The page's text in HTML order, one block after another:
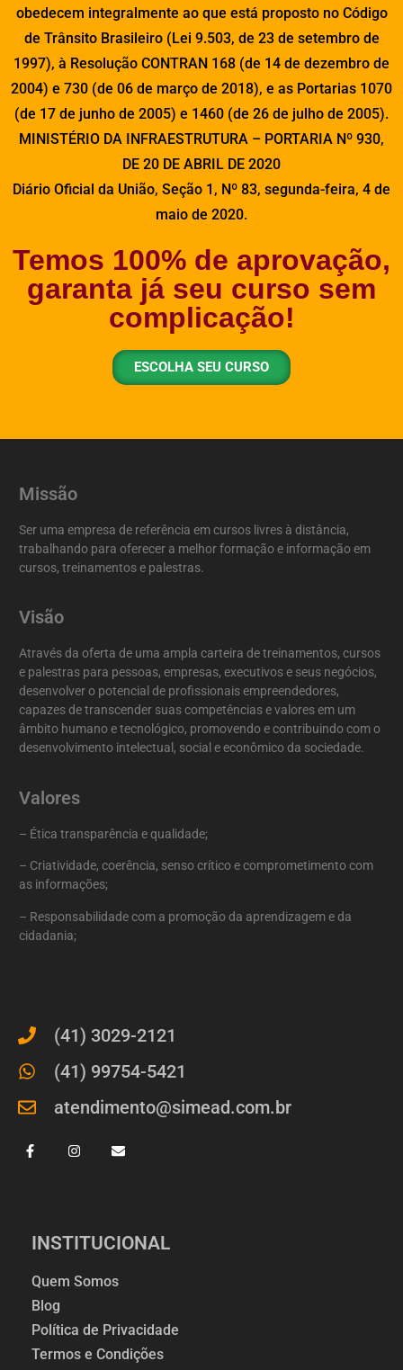
obedecem integralmente ao que está proposto no Código
de Trânsito Brasileiro (Lei 9.503, de 23 de setembro de
1997), à Resolução CONTRAN 168 (de 14 de dezembro de
2004) e 730 (de 06 de março de 2018), e as Portarias 1070
(de 17 de junho de 2005) e 1460 (de 26 de julho de 2005).
MINISTÉRIO DA INFRAESTRUTURA – PORTARIA Nº 930,
DE 20 DE ABRIL DE 2020
Diário Oficial da União, Seção 1, Nº 83, segunda-feira, 4 de
maio de 2020.
Temos 100% de aprovação,
garanta já seu curso sem
complicação!
ESCOLHA SEU CURSO
INSTITUCIONAL
Quem Somos
Blog
Política de Privacidade
Termos e Condições
(41) 3029-2121
(41) 99754-5421
atendimento@simead.com.br
Missão
Ser uma empresa de referência em cursos livres à distância,
trabalhando para oferecer a melhor formação e informação em
cursos, treinamentos e palestras.
Visão
Através da oferta de uma ampla carteira de treinamentos, cursos
e palestras para pessoas, empresas, executivos e seus negócios,
desenvolver o potencial de profissionais empreendedores,
capazes de transcender suas competências e valores em um
âmbito humano e tecnológico, promovendo e contribuindo com o
desenvolvimento intelectual, social e econômico da sociedade.
Valores
– Ética transparência e qualidade;
– Criatividade, coerência, senso crítico e comprometimento com
as informações;
– Responsabilidade com a promoção da aprendizagem e da
cidadania;